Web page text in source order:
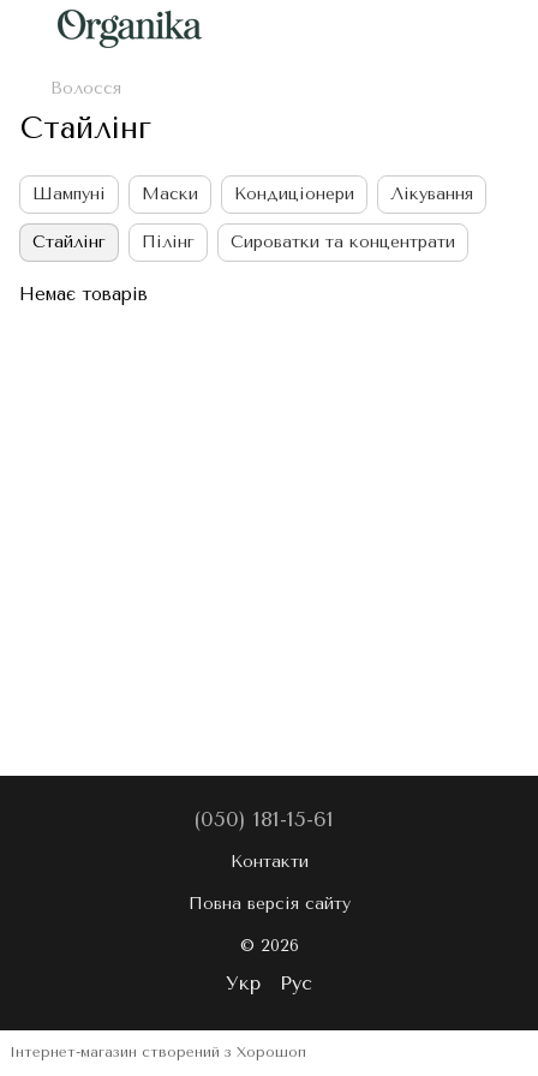
Волосся
Стайлінг
Шампуні Маски Кондиціонери Лікування
Стайлінг Пілінг Сироватки та концентрати
Немає товарів
(050) 181-15-61
Контакти
Повна версія сайту
© 2026
Укр Рус
Інтернет-магазин створений з Хорошоп